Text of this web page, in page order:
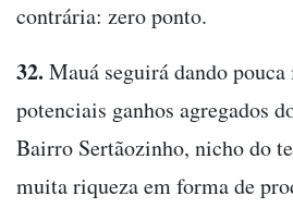
contrária: zero ponto.
32. Mauá seguirá dando
potenciais ganhos agregados
Bairro Sertãozinho, nicho do
muita riqueza em forma de